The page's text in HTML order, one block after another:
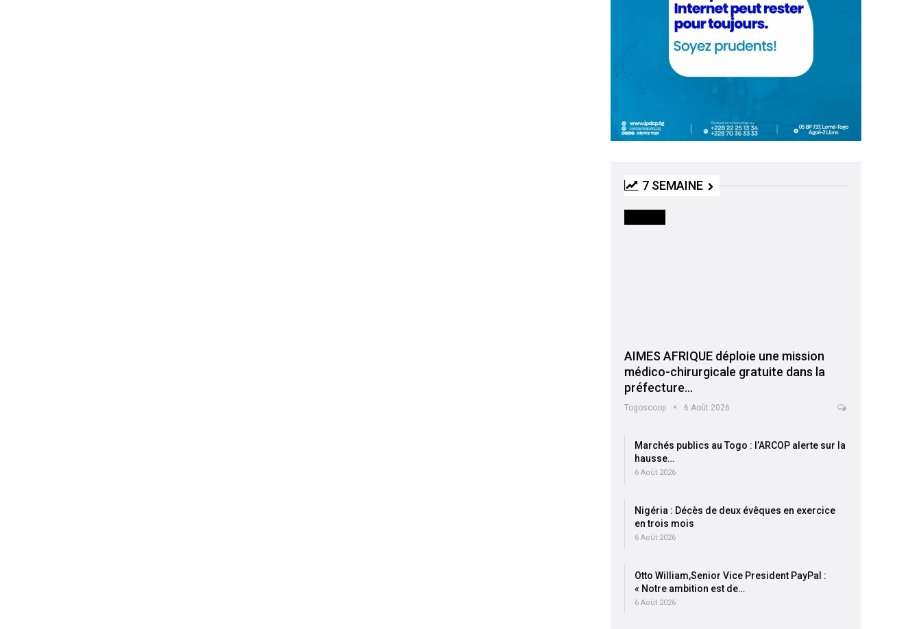
7 SEMAINE
AIMES AFRIQUE déploie une mission
médico-chirurgicale gratuite dans la
préfecture…
Togoscoop 6 Août 2026
Marchés publics au Togo : l’ARCOP alerte sur la
hausse…
6 Août 2026
Nigéria : Décès de deux évêques en exercice
en trois mois
6 Août 2026
Otto William,Senior Vice President PayPal :
« Notre ambition est de…
6 Août 2026